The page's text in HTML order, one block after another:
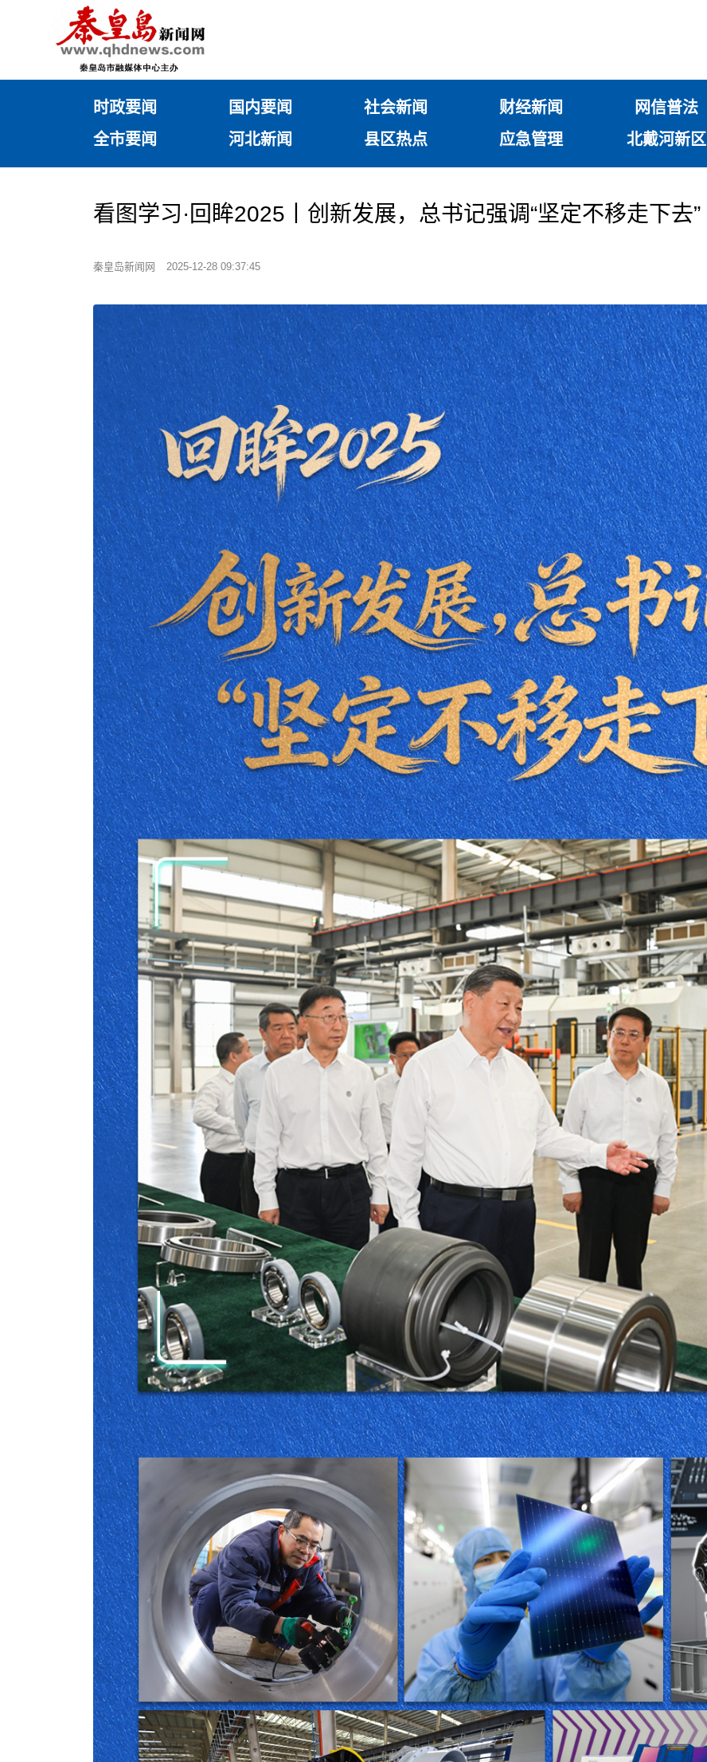
时政要闻 国内要闻 社会新闻 财经新闻 网信普法
全市要闻
河北新闻 县区热点 应急管理 北戴河新区
看图学习·回眸2025丨创新发展，总书记强调“坚定不移走下去”
秦皇岛新闻网 2025-12-28 09:37:45